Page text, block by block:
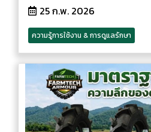
25 ก.พ. 2026
ความรู้การใช้งาน & การดูแลรักษา